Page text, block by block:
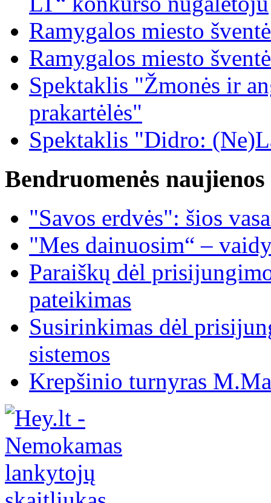
Ramygalos miesto šventė
Ramygalos miesto šventė
Spektaklis "Žmonės ir
prakartėlės"
Spektaklis "Didro:
Bendruomenės naujienos
"Savos erdvės": šios
"Mes dainuosim“ –
Paraiškų dėl
pateikimas
Susirinkimas dėl
sistemos
Krepšinio turnyras